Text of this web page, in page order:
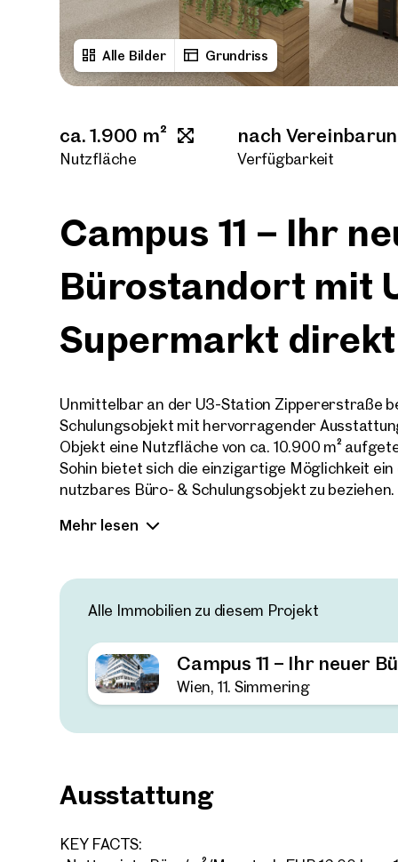
Alle Bilder Grundriss
ca. 1.900 m²
Nutzfläche
nach
Verfügbarkeit
Campus 11 – Ihr
Bürostandort mit
Supermarkt
Unmittelbar an der U3-Station Zippererstraße
Schulungsobjekt mit hervorragender
Objekt eine Nutzfläche von ca. 10.900 m²
Sohin bietet sich die einzigartige Möglichkeit
nutzbares Büro- & Schulungsobjekt zu
bieten sich Flächengrößen ab ca. 2.100 m², über
Das Objekt wurde 2007 errichtet, bietet
und modernen Ausstattungszustand. Das Objekt
Zertifizierung welche die Konformität
bestätigt.
Das Objekt bietet größtmögliche Flexibilität –
großzügige Terrasse im Innenhof, eine
Innenstadt!
Mehr lesen
Alle Immobilien zu diesem Projekt
Campus 11 – Ihr neuer
Wien, 11. Simmering
Ausstattung
KEY FACTS: